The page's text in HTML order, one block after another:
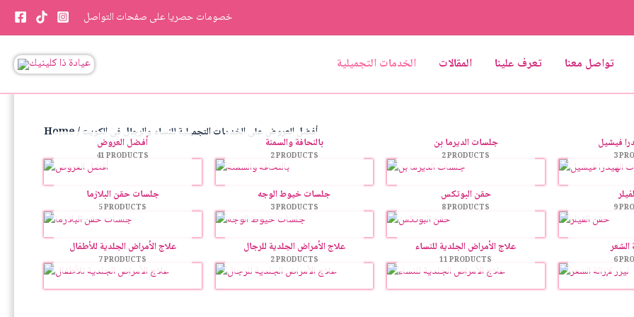
Skip
content
خصومات حصريا على صفحات التواصل
الخدمات التجميلية المقالات تعرف علينا تواصل معنا
Home / أفضل العروض على الخدمات التجميلية للنساء والرجال فى الكويت
أفضل العروض
41 PRODUCTS
بالنحافة والسمنة
2 PRODUCTS
جلسات الديرما بن
2 PRODUCTS
فيشيل
3
جلسات حقن البلازما
5 PRODUCTS
جلسات خيوط الوجه
3 PRODUCTS
حقن البوتکس
8 PRODUCTS 9
علاج الأمراض الجلدية للأطفال
7 PRODUCTS
علاج الأمراض الجلدية للرجال
2 PRODUCTS
علاج الأمراض الجلدية للنساء
11 PRODUCTS
الشعر
6